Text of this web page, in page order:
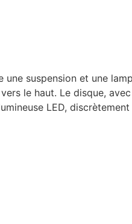
suspension et une
le haut. Le disque,
LED,